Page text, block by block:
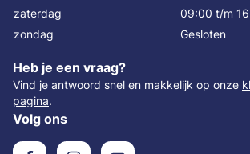
zaterdag
09:00 t/m
zondag
Gesloten
Heb je een vraag?
Vind je antwoord snel en makkelijk op onze
pagina.
Volg ons